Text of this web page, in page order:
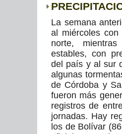
La semana
al miércoles
norte,
estables, con
del país y al sur
algunas
de Córdoba y
fueron más
registros de
jornadas. Hay
los de Bolívar